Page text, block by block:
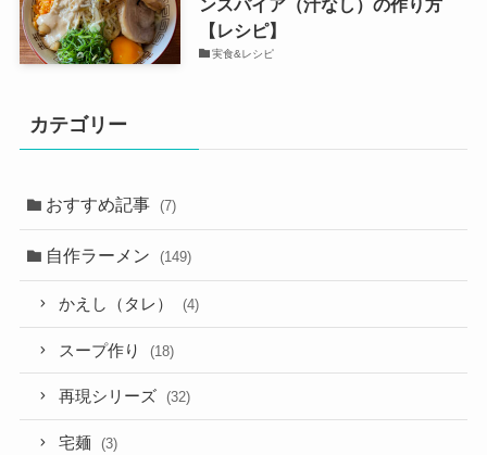
【レシピ】
実食&レシピ
カテゴリー
おすすめ記事 (7)
自作ラーメン (149)
かえし（タレ） (4)
スープ作り (18)
再現シリーズ (32)
宅麺 (3)